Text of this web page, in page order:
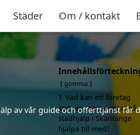
Städer Om / kontakt
av vår guide och offerttjänst får
gömma
1 Vad kan ett företag
som är specialiserat på
städhjälp i Skänninge
hjälpa till med?